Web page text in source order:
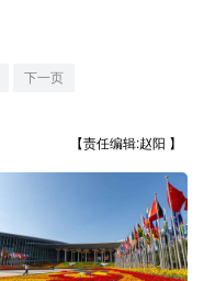
上海
重庆
云南 西藏
下一页
【责任编辑:赵阳 】